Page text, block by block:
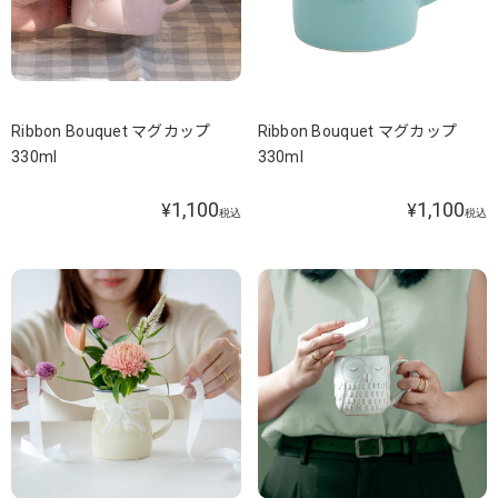
Ribbon Bouquet マグカップ
330ml
¥1,100税込
Ribbon Bouquet マグカップ
330ml
¥1,100税込